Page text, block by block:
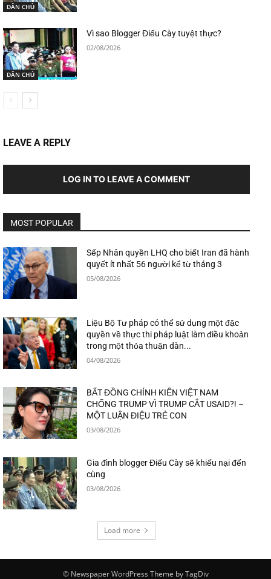
DÂN CHỦ
DÂN CHỦ
Vì sao Blogger Điếu Cày tuyệt thực?
02/08/2026
LEAVE A REPLY
LOG IN TO LEAVE A COMMENT
MOST POPULAR
Sếp Nhân quyền LHQ cho biết Iran đã hành
quyết ít nhất 56 người kể từ tháng 3
05/08/2026
Liệu Bộ Tư pháp có thể sử dụng một đặc
quyền về thực thi pháp luật làm điều khoản
trong một thỏa thuận dàn...
04/08/2026
BẤT ĐỒNG CHÍNH KIẾN VIỆT NAM
CHỐNG TRUMP VÌ TRUMP CẮT USAID?! –
MỘT LUẬN ĐIỆU TRẺ CON
03/08/2026
Gia đình blogger Điếu Cày sẽ khiếu nại đến
cùng
03/08/2026
Load more
© Newspaper WordPress Theme by TagDiv